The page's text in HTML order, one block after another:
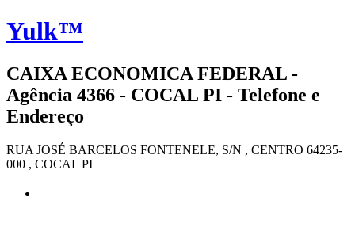
Yulk™
CAIXA ECONOMICA FEDERAL -
Agência 4366 - COCAL PI - Telefone e
Endereço
RUA JOSÉ BARCELOS FONTENELE, S/N , CENTRO 64235-
000 , COCAL PI